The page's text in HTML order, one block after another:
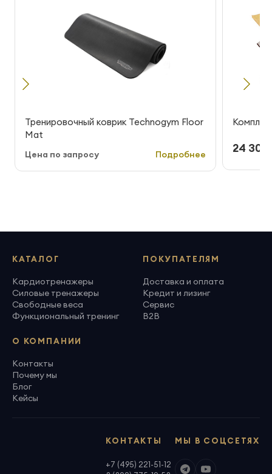
Тренировочный коврик Technogym Floor
Mat
Цена по запросу Подробнее 24 300
КАТАЛОГ
Кардиотренажеры
Силовые тренажеры
Свободные веса
Функциональный тренинг
ПОКУПАТЕЛЯМ
Доставка и оплата
Кредит и лизинг
Сервис
B2B
О КОМПАНИИ
Контакты
Почему мы
Блог
Кейсы
МЫ В СОЦСЕТЯХ
КОНТАКТЫ
+7 (495) 221-51-12